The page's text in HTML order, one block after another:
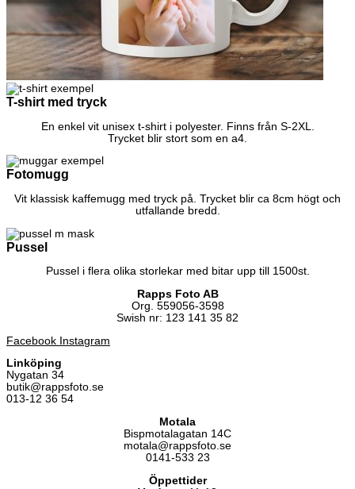
T-shirt med tryck
En enkel vit unisex t-shirt i polyester. Finns från S-2XL.
Trycket blir stort som en a4.
Fotomugg
Vit klassisk kaffemugg med tryck på. Trycket blir ca 8cm högt och
utfallande bredd.
Pussel
Pussel i flera olika storlekar med bitar upp till 1500st.
Rapps Foto AB
Org. 559056-3598
Swish nr: 123 141 35 82
Facebook Instagram
Linköping
Nygatan 34
butik@rappsfoto.se
013-12 36 54
Motala
Bispmotalagatan 14C
motala@rappsfoto.se
0141-533 23
Öppettider